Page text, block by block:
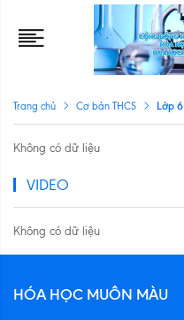
Trang chủ Cơ bản THCS Lớp 6
Không có dữ liệu
VIDEO
Không có dữ liệu
HÓA HỌC MUÔN MÀU